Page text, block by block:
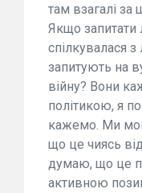
там взагалі за
Якщо запитати
спілкувалася
запитують на
війну? Вони
політикою, я
кажемо. Ми
що це чиясь
думаю, що це
активною